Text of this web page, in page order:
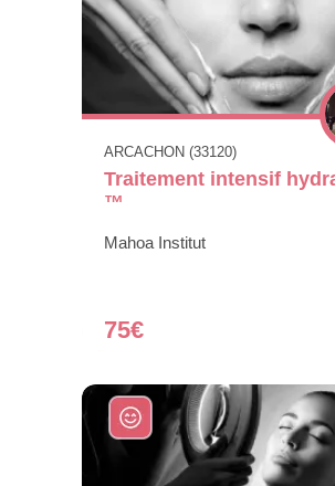
ARCACHON (33120)
Traitement intensif
™
Mahoa Institut
75€